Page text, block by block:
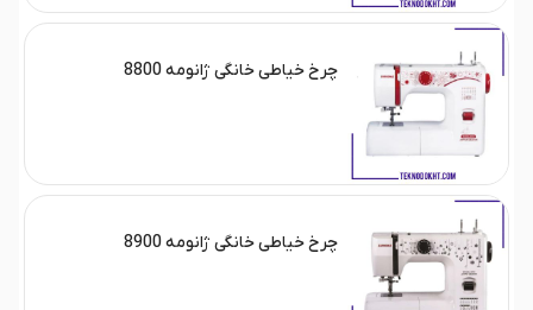
چرخ خیاطی خانگی ژانومه 8800
چرخ خیاطی خانگی ژانومه 8900